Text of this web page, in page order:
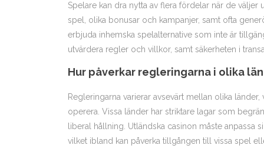
Spelare kan dra nytta av flera fördelar när de
spel, olika bonusar och kampanjer, samt ofta
erbjuda inhemska spelalternative som inte är
utvärdera regler och villkor, samt säkerheten i
Hur påverkar regleringarna i olika
Regleringarna varierar avsevärt mellan olika
operera. Vissa länder har striktare lagar som
liberal hållning. Utländska casinon måste anpassa
vilket ibland kan påverka tillgången till vissa spel